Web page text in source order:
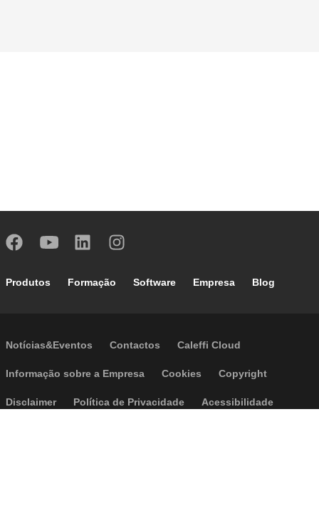
Footer main navigation
Produtos Formação Software Empresa Blog
Footer secondary navigation
Notícias&Eventos Contactos Caleffi Cloud
Footer menu
Informação sobre a Empresa Cookies Copyright
Disclaimer Política de Privacidade Acessibilidade